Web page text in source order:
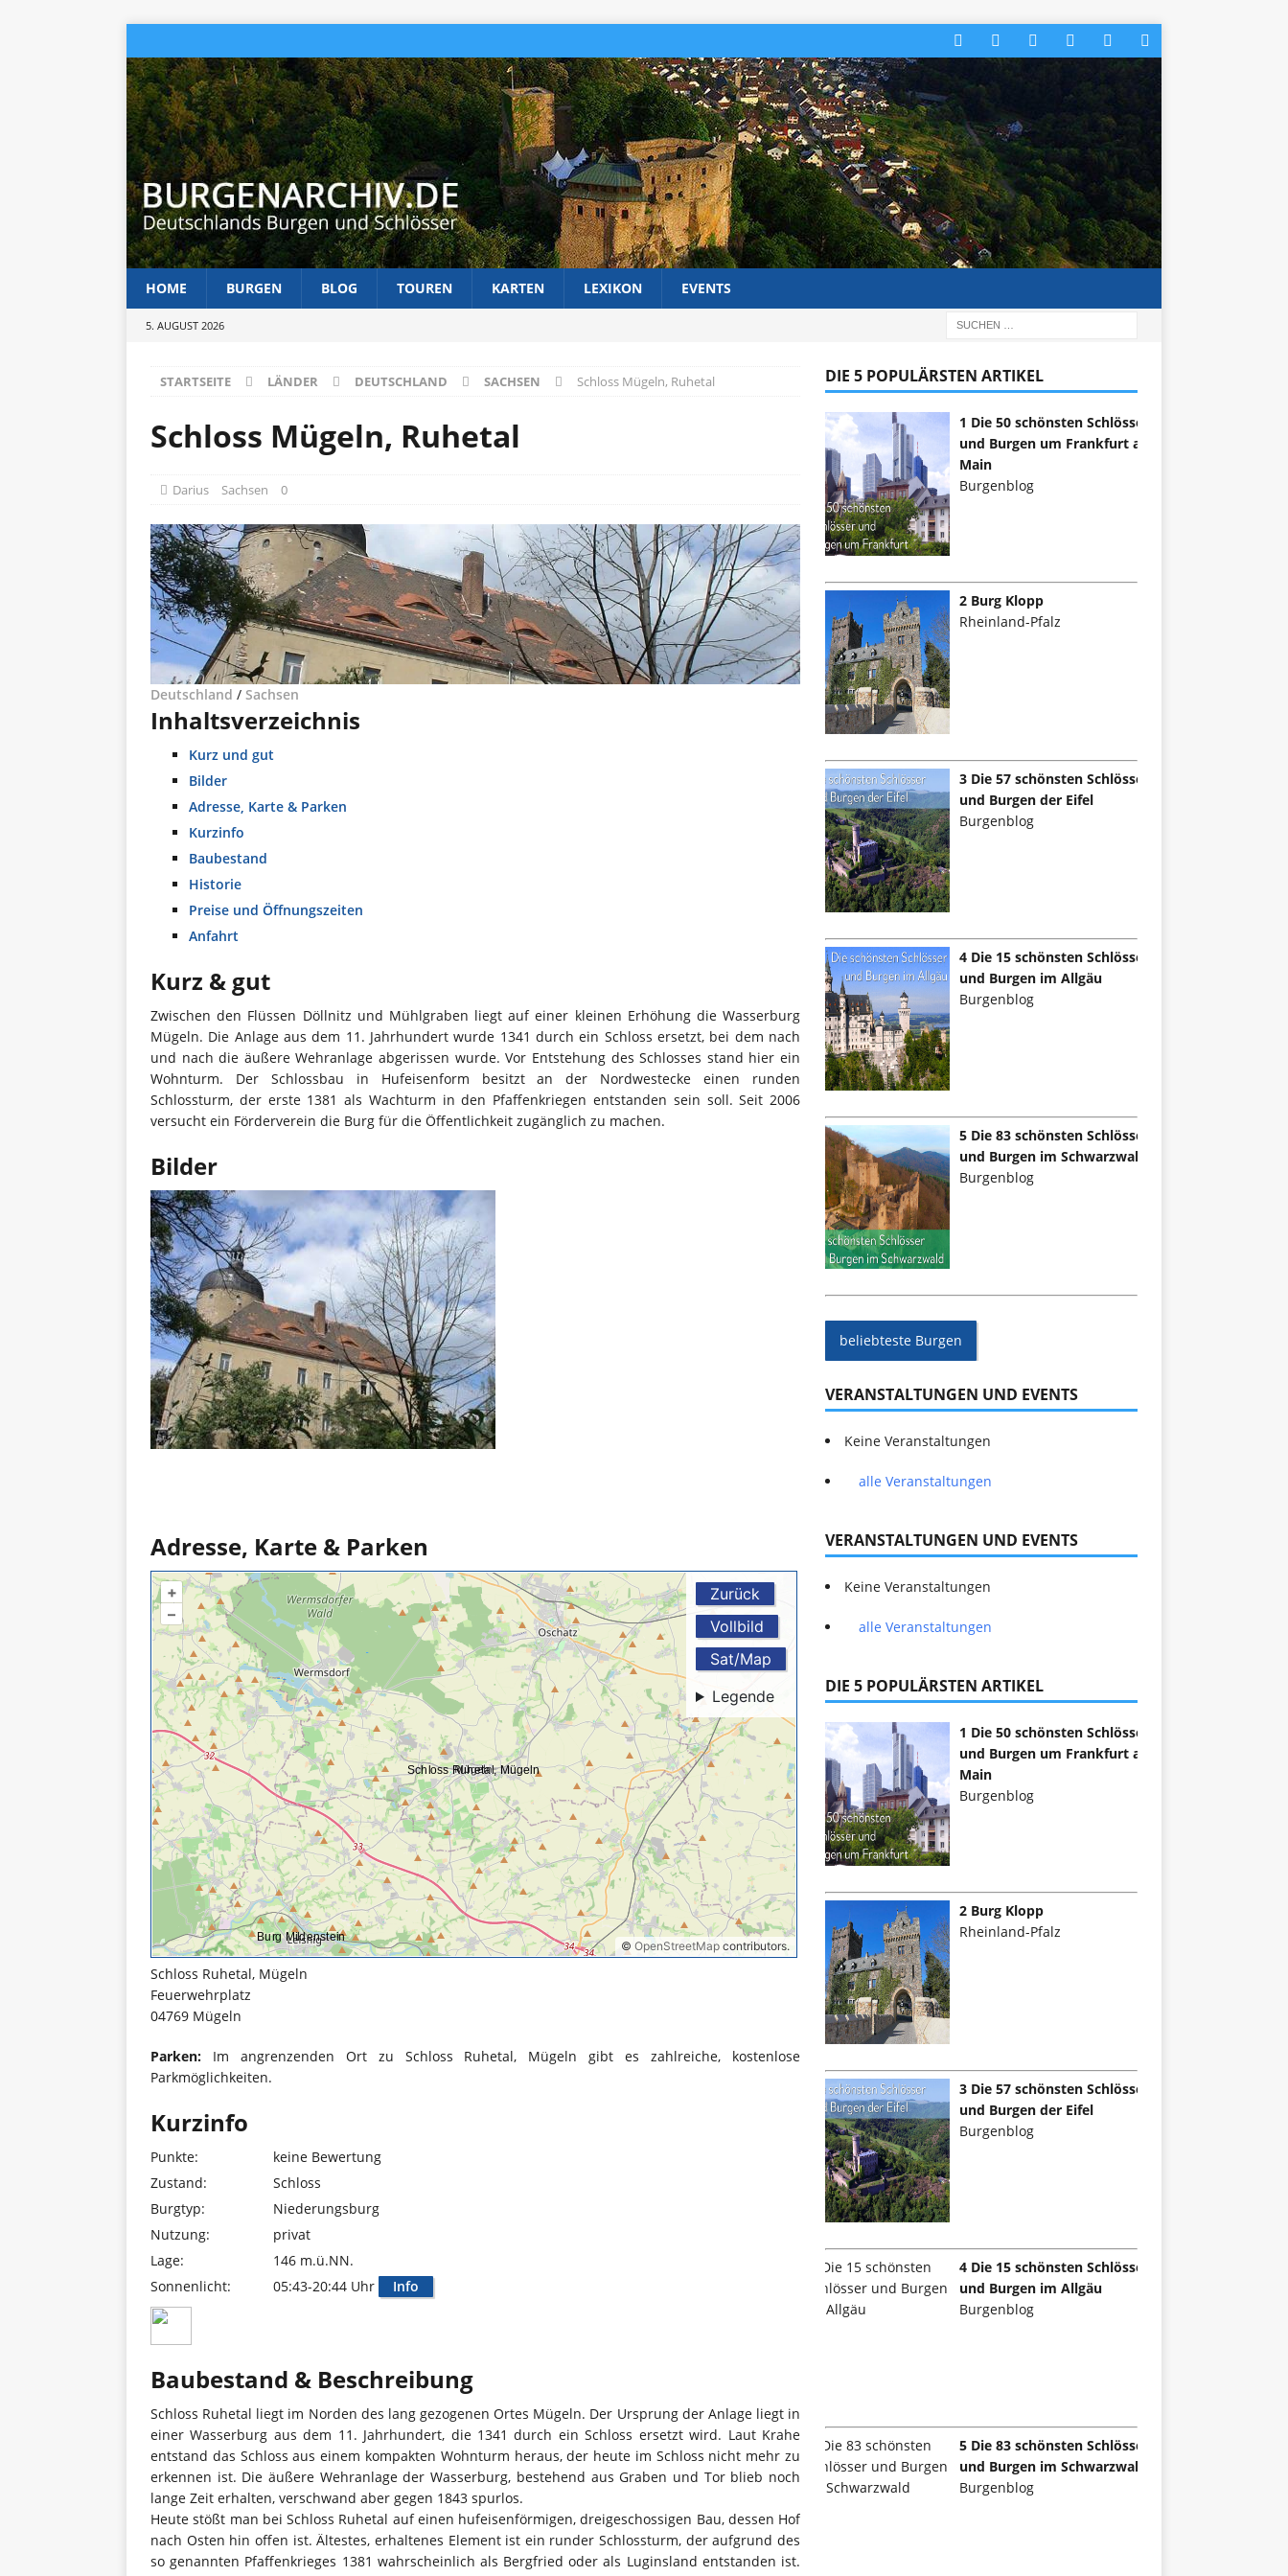
HOME BURGEN BLOG TOUREN KARTEN LEXIKON EVENTS
5. AUGUST 2026
STARTSEITE LÄNDER DEUTSCHLAND SACHSEN Schloss Mügeln, Ruhetal
Schloss Mügeln, Ruhetal
Darius Sachsen 0
Deutschland / Sachsen
Inhaltsverzeichnis
Kurz und gut
Bilder
Adresse, Karte & Parken
Kurzinfo
Baubestand
Historie
Preise und Öffnungszeiten
Anfahrt
Kurz & gut
Zwischen den Flüssen Döllnitz und Mühlgraben liegt auf einer kleinen Erhöhung die Wasserburg
Mügeln. Die Anlage aus dem 11. Jahrhundert wurde 1341 durch ein Schloss ersetzt, bei dem nach
und nach die äußere Wehranlage abgerissen wurde. Vor Entstehung des Schlosses stand hier ein
Wohnturm. Der Schlossbau in Hufeisenform besitzt an der Nordwestecke einen runden
Schlossturm, der erste 1381 als Wachturm in den Pfaffenkriegen entstanden sein soll. Seit 2006
versucht ein Förderverein die Burg für die Öffentlichkeit zugänglich zu machen.
Bilder
Adresse, Karte & Parken
Schloss Ruhetal, Mügeln
Feuerwehrplatz
04769 Mügeln
Parken: Im angrenzenden Ort zu Schloss Ruhetal, Mügeln gibt es zahlreiche, kostenlose
Parkmöglichkeiten.
Kurzinfo
Punkte:
keine Bewertung
Zustand:
Schloss
Burgtyp:
Niederungsburg
Nutzung:
privat
Lage:
146 m.ü.NN.
Sonnenlicht:
05:43-20:44 Uhr Info
Baubestand & Beschreibung
Schloss Ruhetal liegt im Norden des lang gezogenen Ortes Mügeln. Der Ursprung der Anlage liegt in
einer Wasserburg aus dem 11. Jahrhundert, die 1341 durch ein Schloss ersetzt wird. Laut Krahe
entstand das Schloss aus einem kompakten Wohnturm heraus, der heute im Schloss nicht mehr zu
erkennen ist. Die äußere Wehranlage der Wasserburg, bestehend aus Graben und Tor blieb noch
lange Zeit erhalten, verschwand aber gegen 1843 spurlos.
Heute stößt man bei Schloss Ruhetal auf einen hufeisenförmigen, dreigeschossigen Bau, dessen Hof
nach Osten hin offen ist. Ältestes, erhaltenes Element ist ein runder Schlossturm, der aufgrund des
so genannten Pfaffenkrieges 1381 wahrscheinlich als Bergfried oder als Luginsland entstanden ist.
DIE 5 POPULÄRSTEN ARTIKEL
1 Die 50 schönsten Schlösser
und Burgen um Frankfurt am
Main
Burgenblog
2 Burg Klopp
Rheinland-Pfalz
3 Die 57 schönsten Schlösser
und Burgen der Eifel
Burgenblog
4 Die 15 schönsten Schlösser
und Burgen im Allgäu
Burgenblog
5 Die 83 schönsten Schlösser
und Burgen im Schwarzwald
Burgenblog
beliebteste Burgen
VERANSTALTUNGEN UND EVENTS
Keine Veranstaltungen
alle Veranstaltungen
VERANSTALTUNGEN UND EVENTS
Keine Veranstaltungen
alle Veranstaltungen
DIE 5 POPULÄRSTEN ARTIKEL
1 Die 50 schönsten Schlösser
und Burgen um Frankfurt am
Main
Burgenblog
2 Burg Klopp
Rheinland-Pfalz
3 Die 57 schönsten Schlösser
und Burgen der Eifel
Burgenblog
4 Die 15 schönsten Schlösser
und Burgen im Allgäu
Burgenblog
5 Die 83 schönsten Schlösser
und Burgen im Schwarzwald
Burgenblog